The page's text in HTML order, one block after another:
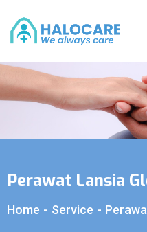
Perawat Lansia
Home - Service -